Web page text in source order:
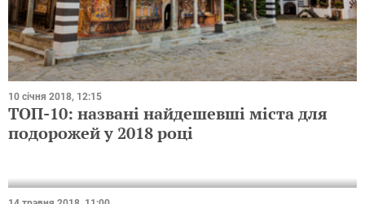
10 січня 2018, 12:15
ТОП-10: названі найдешевші міста для
подорожей у 2018 році